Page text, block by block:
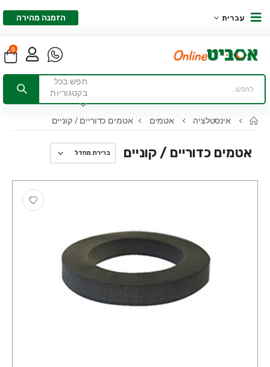
עברית הזמנה מהירה
0
חפש בכל
בקטגוריות
אינסטלציה אטמים אטמים כדוריים / קוניים
אטמים כדוריים / קוניים